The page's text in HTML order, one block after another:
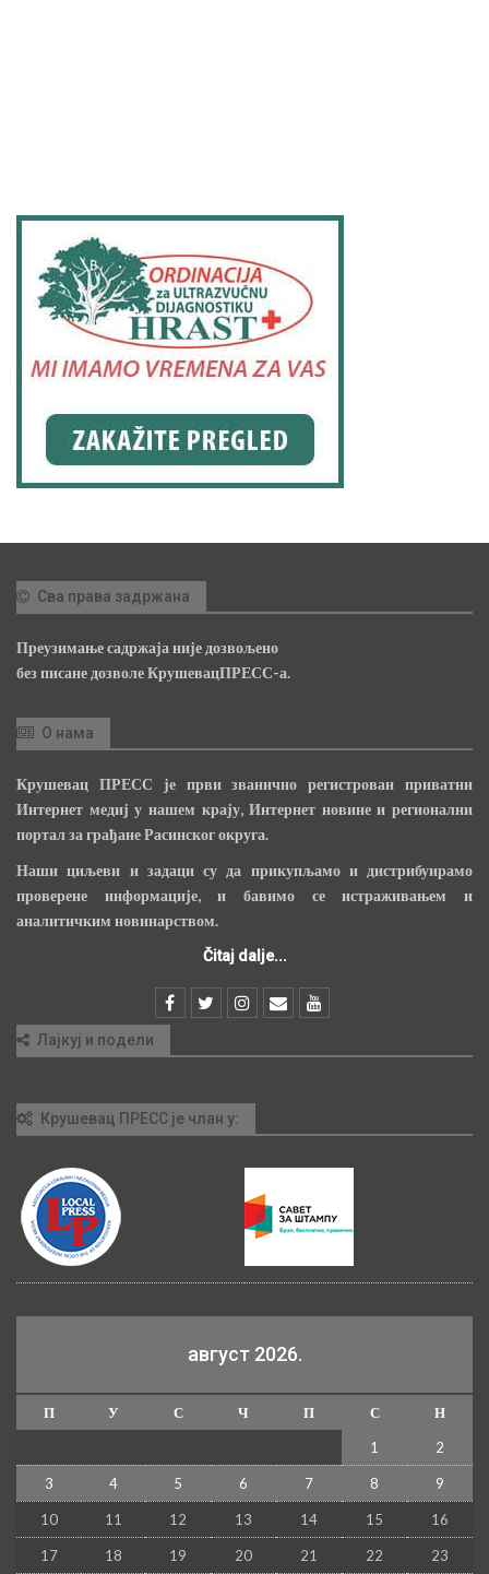
Сва права задржана
Преузимање садржаја није дозвољено
без писане дозволе КрушевацПРЕСС-а.
О нама
Крушевац ПРЕСС је први званично регистрован приватни
Интернет медиј у нашем крају, Интернет новине и регионални
портал за грађане Расинског округа.
Наши циљеви и задаци су да прикупљамо и дистрибуирамо
проверене информације, и бавимо се истраживањем и
аналитичким новинарством.
Čitaj dalje...
Лајкуј и подели
Крушевац ПРЕСС је члан у:
август 2026.
П У С Ч П С
Н
1
2
3 4 5 6 7 8 9
10 11 12 13 14 15 16
17 18 19 20 21 22 23